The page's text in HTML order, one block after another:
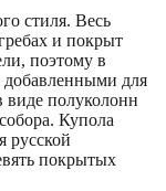
стиля. Весь
и покрыт
поэтому в
добавленными для
полуколонн
Купола
русской
покрытых